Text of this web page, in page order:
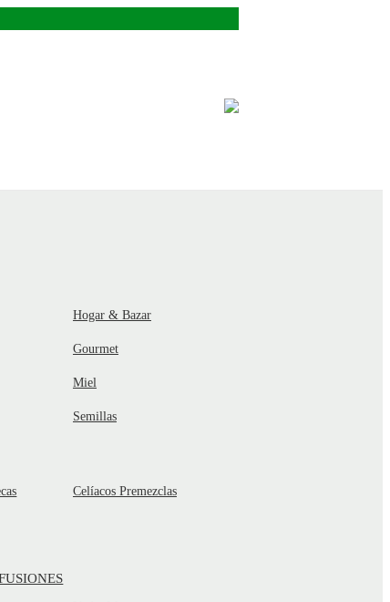
Hogar & Bazar
Gourmet
Miel
Semillas
Celíacos Premezclas